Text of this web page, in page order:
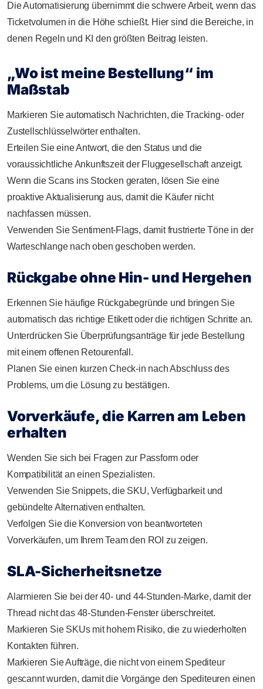
Die Automatisierung übernimmt die schwere Arbeit, wenn das
Ticketvolumen in die Höhe schießt. Hier sind die Bereiche, in
denen Regeln und KI den größten Beitrag leisten.
„Wo ist meine Bestellung“ im
Maßstab
Markieren Sie automatisch Nachrichten, die Tracking- oder
Zustellschlüsselwörter enthalten.
Erteilen Sie eine Antwort, die den Status und die
voraussichtliche Ankunftszeit der Fluggesellschaft anzeigt.
Wenn die Scans ins Stocken geraten, lösen Sie eine
proaktive Aktualisierung aus, damit die Käufer nicht
nachfassen müssen.
Verwenden Sie Sentiment-Flags, damit frustrierte Töne in der
Warteschlange nach oben geschoben werden.
Rückgabe ohne Hin- und Hergehen
Erkennen Sie häufige Rückgabegründe und bringen Sie
automatisch das richtige Etikett oder die richtigen Schritte an.
Unterdrücken Sie Überprüfungsanträge für jede Bestellung
mit einem offenen Retourenfall.
Planen Sie einen kurzen Check-in nach Abschluss des
Problems, um die Lösung zu bestätigen.
Vorverkäufe, die Karren am Leben
erhalten
Wenden Sie sich bei Fragen zur Passform oder
Kompatibilität an einen Spezialisten.
Verwenden Sie Snippets, die SKU, Verfügbarkeit und
gebündelte Alternativen enthalten.
Verfolgen Sie die Konversion von beantworteten
Vorverkäufen, um Ihrem Team den ROI zu zeigen.
SLA-Sicherheitsnetze
Alarmieren Sie bei der 40- und 44-Stunden-Marke, damit der
Thread nicht das 48-Stunden-Fenster überschreitet.
Markieren Sie SKUs mit hohem Risiko, die zu wiederholten
Kontakten führen.
Markieren Sie Aufträge, die nicht von einem Spediteur
gescannt wurden, damit die Vorgänge den Spediteuren einen